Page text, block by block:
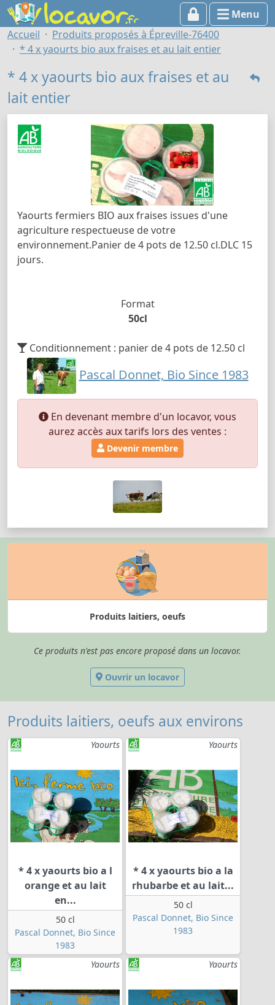
Menu
Accueil
Produits proposés à Épreville-76400
* 4 x yaourts bio aux fraises et au lait entier
* 4 x yaourts bio aux fraises et au
lait entier
Yaourts fermiers BIO aux fraises issues d'une
agriculture respectueuse de votre
environnement.Panier de 4 pots de 12.50 cl.DLC 15
jours.
Format
50cl
Conditionnement : panier de 4 pots de 12.50 cl
Pascal Donnet, Bio Since 1983
En devenant membre d'un locavor, vous
aurez accès aux tarifs lors des ventes :
Devenir membre
Produits laitiers, oeufs
Ce produits n'est pas encore proposé dans un locavor.
Ouvrir un locavor
Produits laitiers, oeufs aux environs
Yaourts
* 4 x yaourts bio a l
orange et au lait
en...
50 cl
Pascal Donnet, Bio Since
1983
Yaourts
* 4 x yaourts bio a la
rhubarbe et au lait...
50 cl
Pascal Donnet, Bio Since
1983
Yaourts Yaourts